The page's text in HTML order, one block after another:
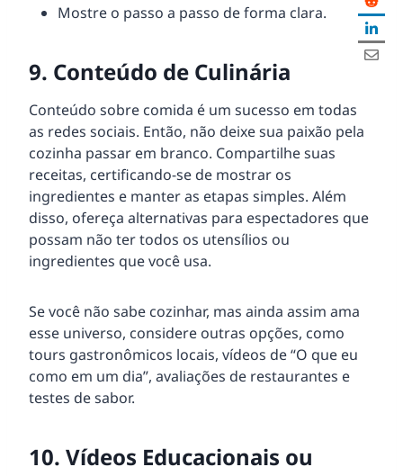
Mostre o passo a passo de forma clara.
9. Conteúdo de Culinária
Conteúdo sobre comida é um sucesso em todas
as redes sociais. Então, não deixe sua paixão pela
cozinha passar em branco. Compartilhe suas
receitas, certificando-se de mostrar os
ingredientes e manter as etapas simples. Além
disso, ofereça alternativas para espectadores que
possam não ter todos os utensílios ou
ingredientes que você usa.
Se você não sabe cozinhar, mas ainda assim ama
esse universo, considere outras opções, como
tours gastronômicos locais, vídeos de “O que eu
como em um dia”, avaliações de restaurantes e
testes de sabor.
10. Vídeos Educacionais ou